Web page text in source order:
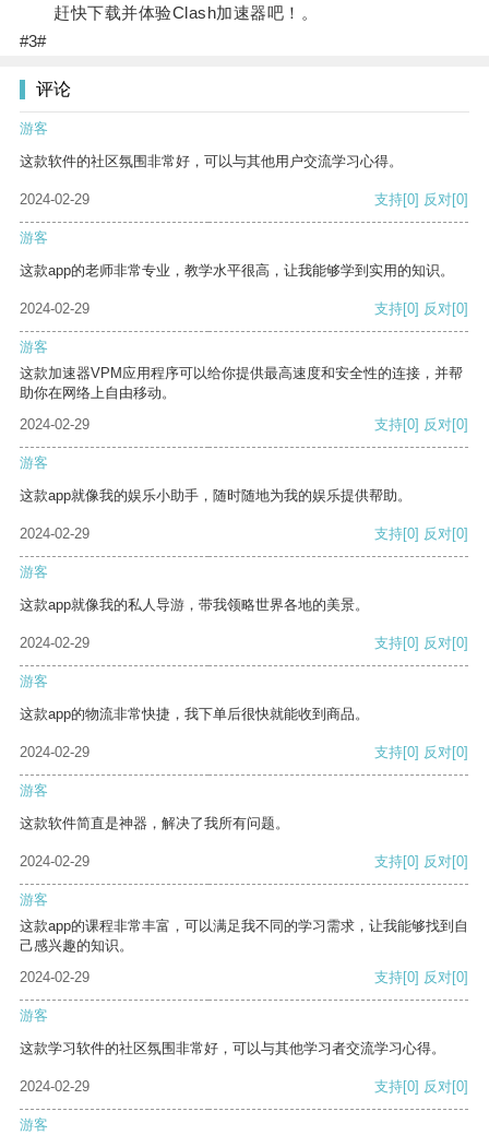
赶快下载并体验Clash加速器吧！。
#3#
评论
游客
这款软件的社区氛围非常好，可以与其他用户交流学习心得。
2024-02-29 支持[0] 反对[0]
游客
这款app的老师非常专业，教学水平很高，让我能够学到实用的知识。
2024-02-29 支持[0] 反对[0]
游客
这款加速器VPM应用程序可以给你提供最高速度和安全性的连接，并帮
助你在网络上自由移动。
2024-02-29
支持[0] 反对[0]
游客
这款app就像我的娱乐小助手，随时随地为我的娱乐提供帮助。
2024-02-29 支持[0] 反对[0]
游客
这款app就像我的私人导游，带我领略世界各地的美景。
2024-02-29 支持[0] 反对[0]
游客
这款app的物流非常快捷，我下单后很快就能收到商品。
2024-02-29 支持[0] 反对[0]
游客
这款软件简直是神器，解决了我所有问题。
2024-02-29 支持[0] 反对[0]
游客
这款app的课程非常丰富，可以满足我不同的学习需求，让我能够找到自
己感兴趣的知识。
2024-02-29
支持[0] 反对[0]
游客
这款学习软件的社区氛围非常好，可以与其他学习者交流学习心得。
2024-02-29 支持[0] 反对[0]
游客